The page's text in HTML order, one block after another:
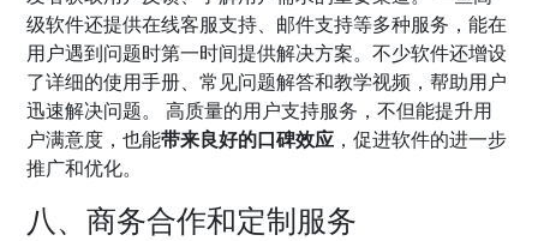
级软件还提供在线客服支持、邮件支持等多种服务，能在
用户遇到问题时第一时间提供解决方案。不少软件还增设
了详细的使用手册、常见问题解答和教学视频，帮助用户
迅速解决问题。 高质量的用户支持服务，不但能提升用
户满意度，也能带来良好的口碑效应 ，促进软件的进一步
推广和优化。
八、商务合作和定制服务